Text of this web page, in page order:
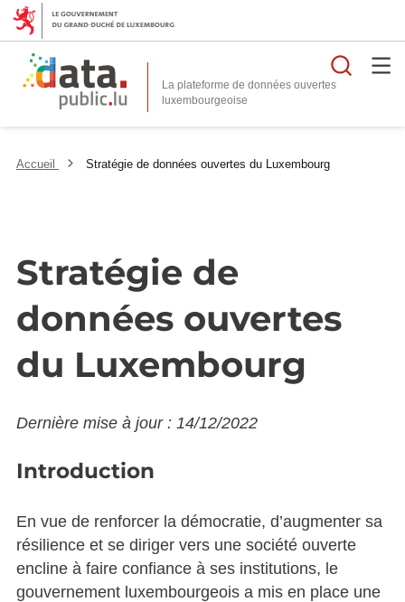
La plateforme de données ouvertes
Accueil Stratégie de données ouvertes du Luxembourg
Stratégie de
données ouvertes
du Luxembourg
Dernière mise à jour : 14/12/2022
Introduction
En vue de renforcer la démocratie, d’augmenter sa
résilience et se diriger vers une société ouverte
encline à faire confiance à ses institutions, le
gouvernement luxembourgeois a mis en place une